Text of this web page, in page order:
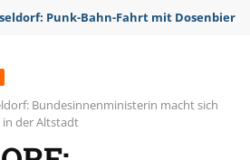
Rheinbahn testet Technik zur
Bundesinnenministerin macht sich
in der Altstadt